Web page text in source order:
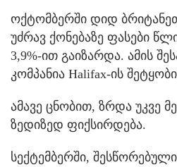
ოქტომბერში დიდ
უძრავ ქონებაზე ფასები
3,9%-ით გაიზარდა. ამის
კომპანია Halifax-ის
ამავე ცნობით, ზრდა უკვე
ზედიზედ ფიქსირდება.
სექტემბერში,